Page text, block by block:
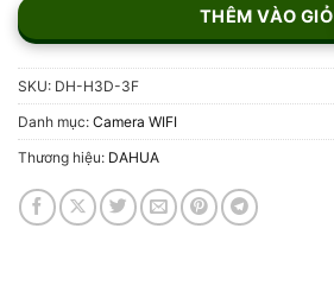
THÊM VÀO GIỎ
SKU: DH-H3D-3F
Danh mục: Camera WIFI
Thương hiệu: DAHUA